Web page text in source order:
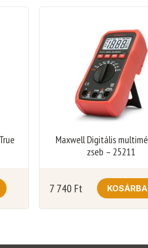
Maxwell Digitális
zseb – 25211
7 740 Ft KOSÁRBA